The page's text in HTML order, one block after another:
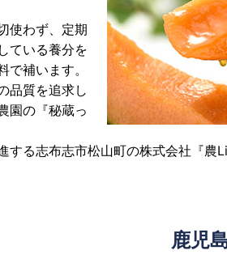
使わず、定期
ている養分を
で補います。
品質を追求し
園の『秘蔵っ
する志布志市松山町の株式会社『農
鹿児